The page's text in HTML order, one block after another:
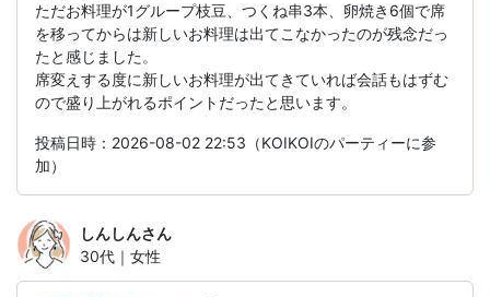
ただお料理が1グループ枝豆、つくね串3本、卵焼き6個で席
を移ってからは新しいお料理は出てこなかったのが残念だっ
たと感じました。
席変えする度に新しいお料理が出てきていれば会話もはずむ
ので盛り上がれるポイントだったと思います。
投稿日時：2026-08-02 22:53（KOIKOIのパーティーに参
加）
しんしんさん
30代｜女性